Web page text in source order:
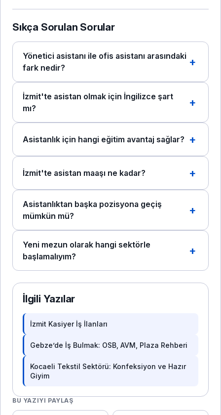
Sıkça Sorulan Sorular
Yönetici asistanı ile ofis asistanı arasındaki
fark nedir?
İzmit'te asistan olmak için İngilizce şart
mı?
Asistanlık için hangi eğitim avantaj sağlar?
İzmit'te asistan maaşı ne kadar?
Asistanlıktan başka pozisyona geçiş
mümkün mü?
Yeni mezun olarak hangi sektörle
başlamalıyım?
İlgili Yazılar
İzmit Kasiyer İş İlanları
Gebze’de İş Bulmak: OSB, AVM, Plaza Rehberi
Kocaeli Tekstil Sektörü: Konfeksiyon ve Hazır
Giyim
BU YAZIYI PAYLAŞ